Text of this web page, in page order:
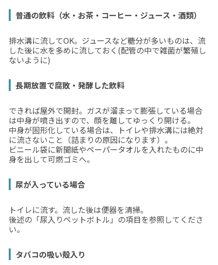
普通の飲料（水・お茶・コーヒー・ジュース・酒類）
排水溝に流してOK。ジュースなど糖分が多いものは、流
した後に水を多めに流しておく(配管の中で雑菌が繁殖し
ないように)
長期放置で腐敗・発酵した飲料
できれば屋外で開封。ガスが溜まって膨張している場合
は中身が噴き出すので、顔を離してゆっくり開ける。
中身が固形化している場合は、トイレや排水溝には絶対
に流さないこと（詰まりの原因になります）。
ビニール袋に新聞紙やペーパータオルを入れたものに中
身を出して可燃ゴミへ。
尿が入っている場合
トイレに流す。流した後は便器を清掃。
後述の「尿入りペットボトル」の項目を参照してくださ
い。
タバコの吸い殻入り